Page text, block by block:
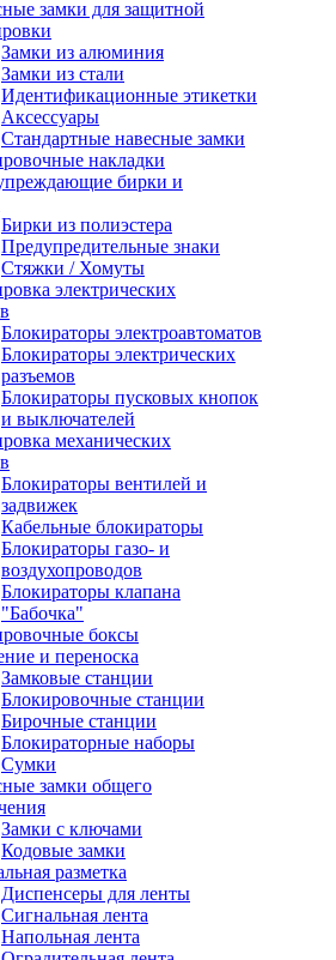
замки для защитной
Замки из алюминия
Замки из стали
Идентификационные этикетки
Аксессуары
Стандартные навесные замки
накладки
бирки и
Бирки из полиэстера
Предупредительные знаки
Стяжки / Хомуты
электрических
Блокираторы электроавтоматов
Блокираторы электрических
разъемов
Блокираторы пусковых кнопок
и выключателей
механических
Блокираторы вентилей и
задвижек
Кабельные блокираторы
Блокираторы газо- и
воздухопроводов
Блокираторы клапана
"Бабочка"
боксы
и переноска
Замковые станции
Блокировочные станции
Бирочные станции
Блокираторные наборы
Сумки
замки общего
Замки с ключами
Кодовые замки
разметка
Диспенсеры для ленты
Сигнальная лента
Напольная лента